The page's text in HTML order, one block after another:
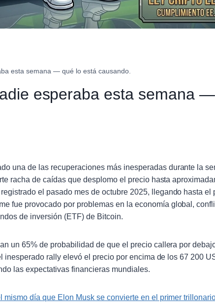
esta semana — qué lo está causando.
esperaba esta semana
una de las recuperaciones más inesperadas durante la
racha de caídas que desplomo el precio hasta
el pasado mes de octubre 2025, llegando hasta el
fue provocado por problemas en la economía global,
de inversión (ETF) de Bitcoin.
un 65% de probabilidad de que el precio callera por
rally elevó el precio por encima de los 67 200
las expectativas financieras mundiales.
mismo día que Elon Musk se convierte en el primer